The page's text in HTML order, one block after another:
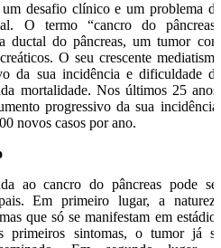
desafio clínico e um problema de
O termo “cancro do pâncreas”
ductal do pâncreas, um tumor com
O seu crescente mediatismo
da sua incidência e dificuldade de
mortalidade. Nos últimos 25 anos,
progressivo da sua incidência,
novos casos por ano.
ao cancro do pâncreas pode ser
Em primeiro lugar, a natureza
que só se manifestam em estádios
primeiros sintomas, o tumor já se